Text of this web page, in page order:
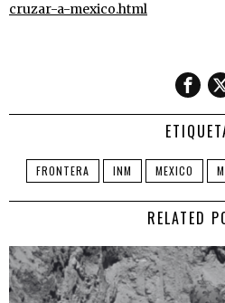
cruzar-a-mexico.html
FRONTERA INM MEXICO
RELATED